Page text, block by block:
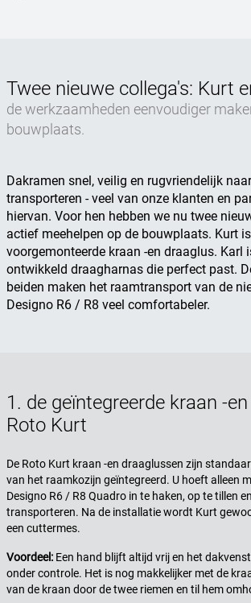
Twee nieuwe collega's: Kurt
de werkzaamheden eenvoudiger
bouwplaats.
Dakramen snel, veilig en rugvriendelijk
transporteren - veel van onze klanten en
hiervan. Voor hen hebben we nu twee
actief meehelpen op de bouwplaats. Kurt
voorgemonteerde kraan -en draaglus. Karl
ontwikkeld draagharnas die perfect past.
beiden maken het raamtransport van de
Designo R6 / R8 veel comfortabeler.
1. de geïntegreerde kraan -
Roto Kurt
De Roto Kurt kraan -en draaglussen zijn
van het raamkozijn geïntegreerd. U hoeft alleen
Designo R6 / R8 Quadro in te haken, op te tillen
transporteren. Na de installatie wordt Kurt
een cuttermes.
Voordeel: Een hand blijft altijd vrij en het
onder controle. Het is nog makkelijker met de
van de kraan door de twee riemen en til hem